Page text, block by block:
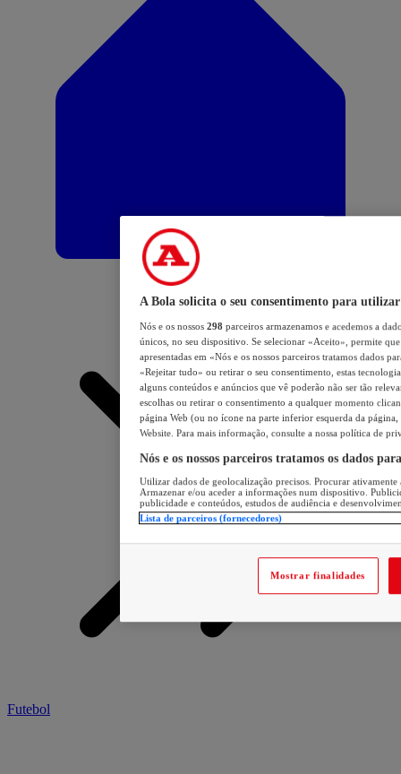
Futebol
A Bola solicita o seu consentimento para utilizar
Nós e os nossos 298 parceiros armazenamos e acedemos a
únicos, no seu dispositivo. Se selecionar «Aceito», permite
apresentadas em «Nós e os nossos parceiros tratamos dados
«Rejeitar tudo» ou retirar o seu consentimento, estas
alguns conteúdos e anúncios que vê poderão não ser tão
escolhas ou retirar o consentimento a qualquer momento
página Web (ou no ícone na parte inferior esquerda da página,
Website. Para mais informação, consulte a nossa política de
Nós e os nossos parceiros tratamos os dados
Utilizar dados de geolocalização precisos. Procurar
Armazenar e/ou aceder a informações num dispositivo.
publicidade e conteúdos, estudos de audiência e
Lista de parceiros (fornecedores)
Mostrar finalidades